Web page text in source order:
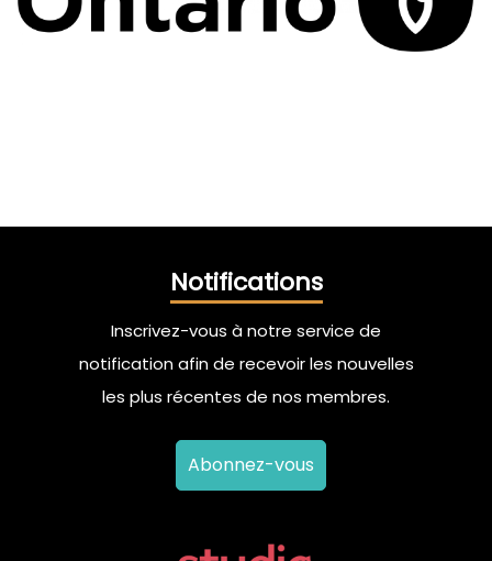
Notifications
Inscrivez-vous à notre service de
notification afin de recevoir les nouvelles
les plus récentes de nos membres.
Abonnez-vous